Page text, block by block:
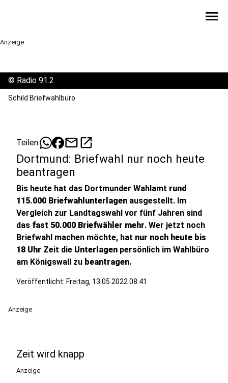
menu
Anzeige
© Radio 91.2
Schild Briefwahlbüro
Teilen: mailopen_in_new
Dortmund: Briefwahl nur noch heute
beantragen
Bis heute hat das Dortmunder Wahlamt rund
115.000 Briefwahlunterlagen ausgestellt. Im
Vergleich zur Landtagswahl vor fünf Jahren sind
das fast 50.000 Briefwähler mehr. Wer jetzt noch
Briefwahl machen möchte, hat nur noch heute bis
18 Uhr Zeit die Unterlagen persönlich im Wahlbüro
am Königswall zu beantragen.
Veröffentlicht: Freitag, 13.05.2022 08:41
Anzeige
Zeit wird knapp
Anzeige